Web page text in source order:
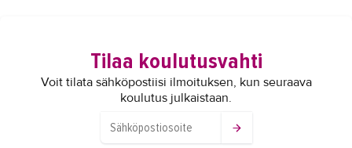
Tilaa koulutusvahti
Voit tilata sähköpostiisi ilmoituksen, kun seuraava
koulutus julkaistaan.